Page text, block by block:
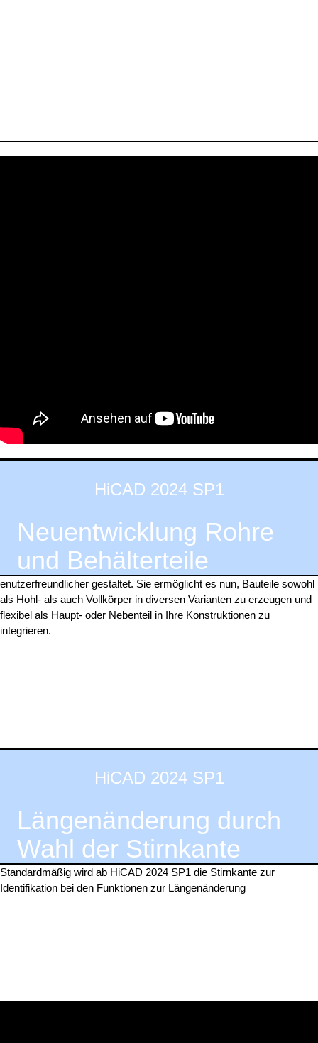
HiCAD 2024 SP1
Neuentwicklung Rohre
und Behälterteile
enutzerfreundlicher gestaltet. Sie ermöglicht es nun, Bauteile sowohl
als Hohl- als auch Vollkörper in diversen Varianten zu erzeugen und
flexibel als Haupt- oder Nebenteil in Ihre Konstruktionen zu
integrieren.
HiCAD 2024 SP1
Längenänderung durch
Wahl der Stirnkante
Standardmäßig wird ab HiCAD 2024 SP1 die Stirnkante zur
Identifikation bei den Funktionen zur Längenänderung